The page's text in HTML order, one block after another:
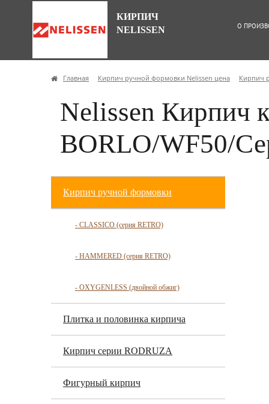
КИРПИЧ
NELISSEN
О
Главная Кирпич ручной формовки Nelissen цена Кирпич
Nelissen Кирпич
BORLO/WF50/
Кирпич ручной формовки
- CLASSICO (серия RETRO)
- HAMMERED (серия RETRO)
- OXYGENLESS (двойной обжиг)
Плитка и половинка кирпича
Кирпич серии RODRUZA
Фигурный кирпич